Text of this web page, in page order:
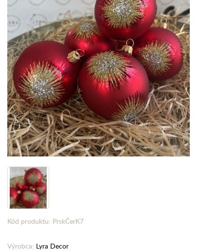
Kód produktu: PrskČerK7
Výrobca: Lyra Decor